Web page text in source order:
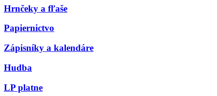
Hrnčeky a fľaše
Papiernictvo
Zápisníky a kalendáre
Hudba
LP platne